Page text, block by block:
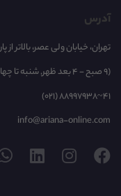
آدرس
تهران، خیابان ولی عصر، بالاتر از پارک
(9 صبح - 4 بعد ظهر, شنبه تا چهارشنبه)
(021) 88997938~41
info@ariana-online.com